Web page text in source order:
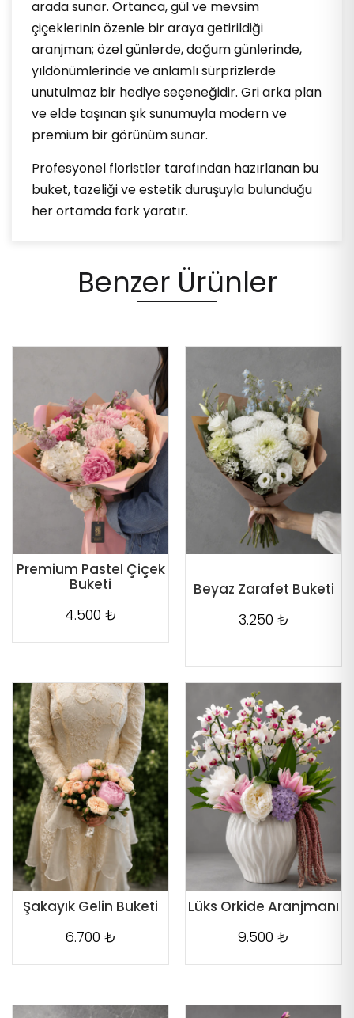
arada sunar. Ortanca, gül ve mevsim
çiçeklerinin özenle bir araya getirildiği
aranjman; özel günlerde, doğum günlerinde,
yıldönümlerinde ve anlamlı sürprizlerde
unutulmaz bir hediye seçeneğidir. Gri arka plan
ve elde taşınan şık sunumuyla modern ve
premium bir görünüm sunar.
Profesyonel floristler tarafından hazırlanan bu
buket, tazeliği ve estetik duruşuyla bulunduğu
her ortamda fark yaratır.
Benzer Ürünler
Premium Pastel Çiçek
Buketi
4.500 ₺
Beyaz Zarafet Buketi
3.250 ₺
Şakayık Gelin Buketi
6.700 ₺
Lüks Orkide Aranjmanı
9.500 ₺